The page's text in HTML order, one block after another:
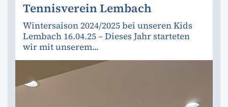
Tennisverein Lembach
Wintersaison 2024/2025 bei unseren Kids
Lembach 16.04.25 – Dieses Jahr starteten
wir mit unserem...